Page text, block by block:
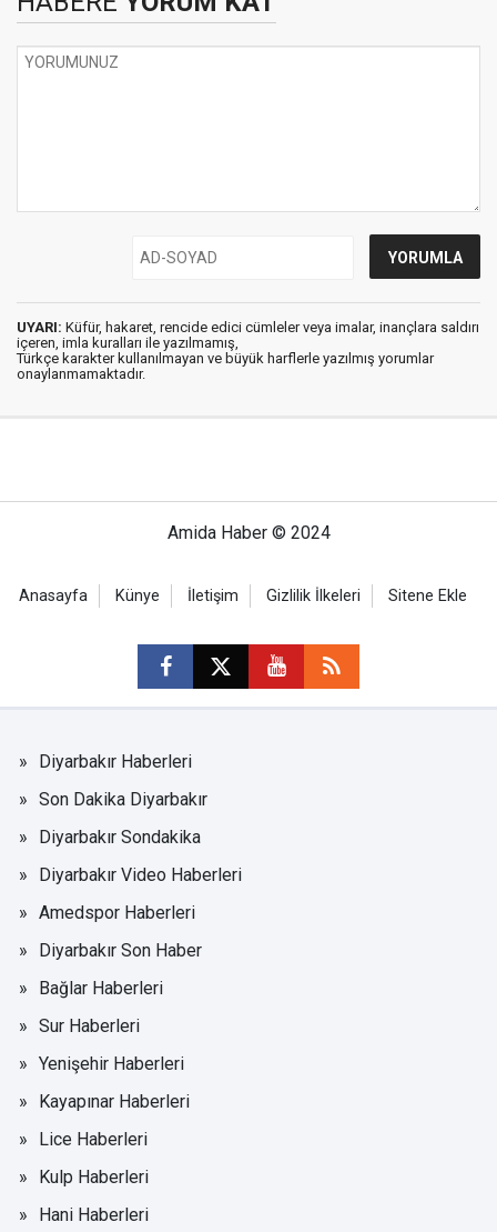
UYARI: Küfür, hakaret, rencide edici cümleler veya imalar, inançlara saldırı
içeren, imla kuralları ile yazılmamış,
Türkçe karakter kullanılmayan ve büyük harflerle yazılmış yorumlar
onaylanmamaktadır.
Amida Haber © 2024
Anasayfa Künye İletişim Gizlilik İlkeleri Sitene Ekle
Diyarbakır Haberleri
Son Dakika Diyarbakır
Diyarbakır Sondakika
Diyarbakır Video Haberleri
Amedspor Haberleri
Diyarbakır Son Haber
Bağlar Haberleri
Sur Haberleri
Yenişehir Haberleri
Kayapınar Haberleri
Lice Haberleri
Kulp Haberleri
Hani Haberleri